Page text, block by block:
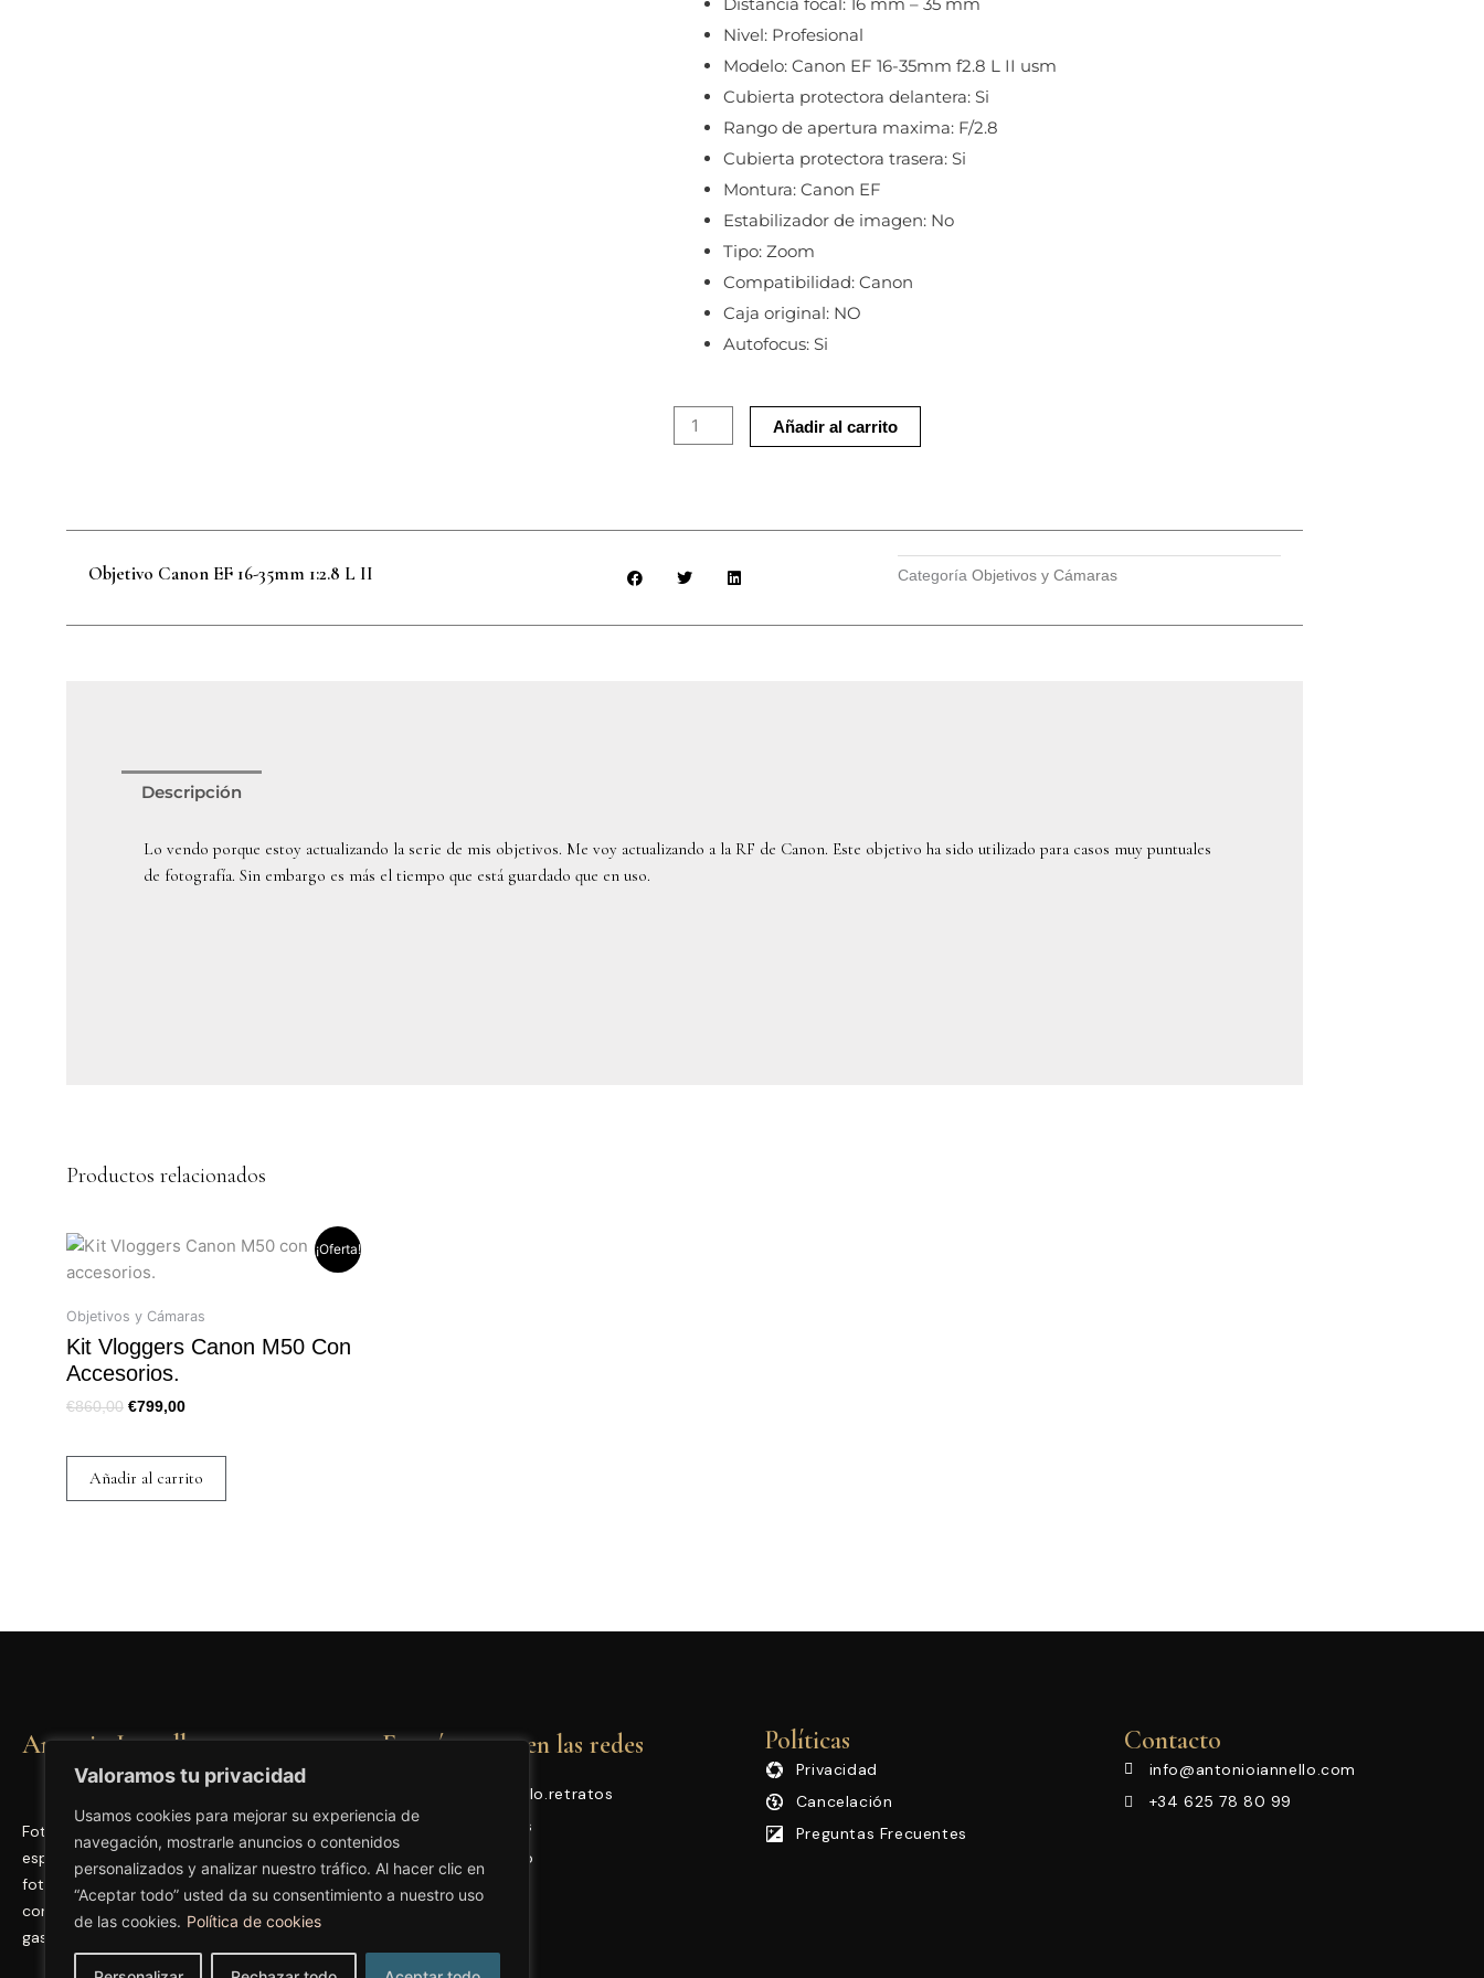
Valoramos tu privacidad
Usamos cookies para mejorar su experiencia de
navegación, mostrarle anuncios o contenidos
personalizados y analizar nuestro tráfico. Al hacer clic en
“Aceptar todo” usted da su consentimiento a nuestro uso
de las cookies. Política de cookies
Nivel: Profesional
Modelo: Canon EF 16-35mm f2.8 L II usm
Cubierta protectora delantera: Si
Rango de apertura maxima: F/2.8
Cubierta protectora trasera: Si
Montura: Canon EF
Estabilizador de imagen: No
Tipo: Zoom
Compatibilidad: Canon
Caja original: NO
Autofocus: Si
Objetivo
Canon
L
cantidad
Añadir al carrito
Objetivo Canon EF 16-35mm 1:2.8 L II Categoría Objetivos y Cámaras
Descripción
Lo vendo porque estoy actualizando la serie de mis objetivos. Me voy actualizando a la RF de Canon. Este objetivo ha sido utilizado para casos muy puntuales
de fotografía. Sin embargo es más el tiempo que está guardado que en uso.
Productos relacionados
¡Oferta!
Objetivos y Cámaras
Kit Vloggers Canon M50 Con
Accesorios.
€860,00
El
precio
original
€860,00.
€799,00
El
€799,00.
Añadir al carrito
Antonio Iannello
Fotógrafo profesional en Madrid
especializado en retratos editoriales,
fotografía para perfiles de LinkedIn, fotografía
corporativa, modelos, actores y fotografía
gastronómica para restaurantes.
Encuéntrame en las redes
@antonioiannello.retratos
@clicsculinarios
@iannellostudio
Políticas
Privacidad
Cancelación
Preguntas Frecuentes
Contacto
info@antonioiannello.com
+34 625 78 80 99